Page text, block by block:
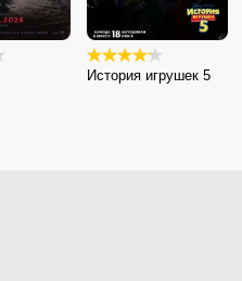
История игрушек 5